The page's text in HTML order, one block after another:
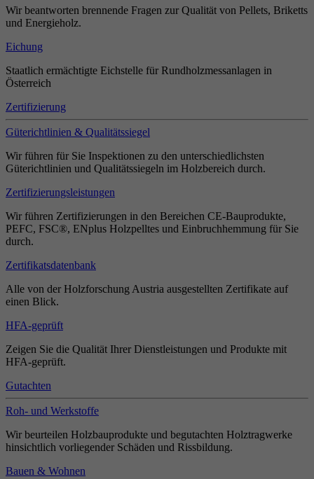
Wir beantworten brennende Fragen zur Qualität von Pellets, Briketts
und Energieholz.
Eichung
Staatlich ermächtigte Eichstelle für Rundholzmessanlagen in
Österreich
Zertifizierung
Güterichtlinien & Qualitätssiegel
Wir führen für Sie Inspektionen zu den unterschiedlichsten
Güterichtlinien und Qualitätssiegeln im Holzbereich durch.
Zertifizierungsleistungen
Wir führen Zertifizierungen in den Bereichen CE-Bauprodukte,
PEFC, FSC®, ENplus Holzpelltes und Einbruchhemmung für Sie
durch.
Zertifikatsdatenbank
Alle von der Holzforschung Austria ausgestellten Zertifikate auf
einen Blick.
HFA-geprüft
Zeigen Sie die Qualität Ihrer Dienstleistungen und Produkte mit
HFA-geprüft.
Gutachten
Roh- und Werkstoffe
Wir beurteilen Holzbauprodukte und begutachten Holztragwerke
hinsichtlich vorliegender Schäden und Rissbildung.
Bauen & Wohnen